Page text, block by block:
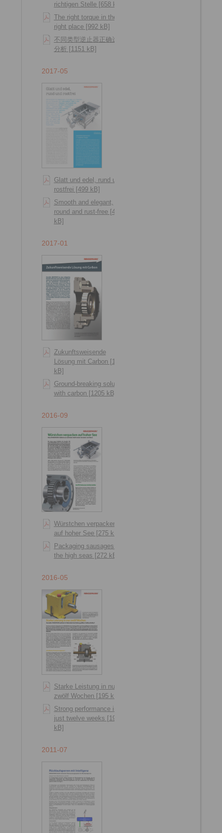
richtigen Stelle [658 kB]
The right torque in the
right place [992 kB]
不同类型逆止器正确选型
分析 [1151 kB]
2017-05
Glatt und edel, rund und
rostfrei [499 kB]
Smooth and elegant,
round and rust-free [495
kB]
2017-01
Zukunftsweisende
Lösung mit Carbon [1209
kB]
Ground-breaking solution
with carbon [1205 kB]
2016-09
Würstchen verpacken
auf hoher See [275 kB]
Packaging sausages on
the high seas [272 kB]
2016-05
Starke Leistung in nur
zwölf Wochen [195 kB]
Strong performance in
just twelve weeks [192
kB]
2011-07